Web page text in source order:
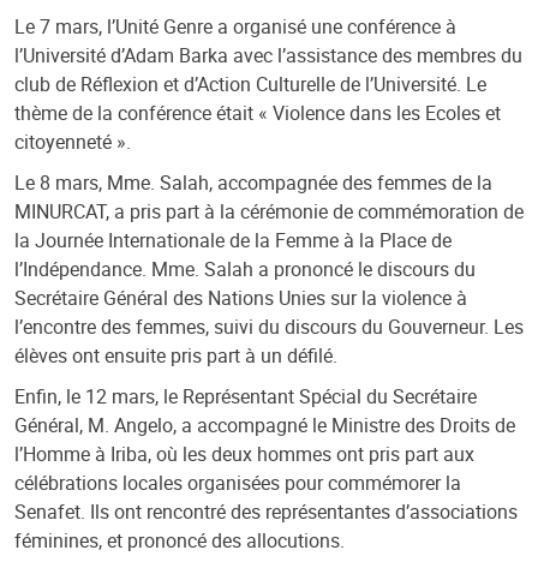
Le 7 mars, l’Unité Genre a organisé une conférence à
l’Université d’Adam Barka avec l’assistance des membres du
club de Réflexion et d’Action Culturelle de l’Université. Le
thème de la conférence était « Violence dans les Ecoles et
citoyenneté ».
Le 8 mars, Mme. Salah, accompagnée des femmes de la
MINURCAT, a pris part à la cérémonie de commémoration de
la Journée Internationale de la Femme à la Place de
l’Indépendance. Mme. Salah a prononcé le discours du
Secrétaire Général des Nations Unies sur la violence à
l’encontre des femmes, suivi du discours du Gouverneur. Les
élèves ont ensuite pris part à un défilé.
Enfin, le 12 mars, le Représentant Spécial du Secrétaire
Général, M. Angelo, a accompagné le Ministre des Droits de
l’Homme à Iriba, où les deux hommes ont pris part aux
célébrations locales organisées pour commémorer la
Senafet. Ils ont rencontré des représentantes d’associations
féminines, et prononcé des allocutions.